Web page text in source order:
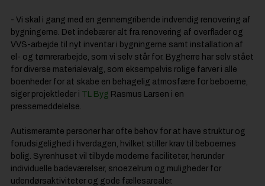
- Vi skal i gang med en gennemgribende indvendig renovering af
bygningerne. Det indebærer alt fra renovering af overflader og
VVS-arbejde til nyt inventar i bygningerne samt installation af
el- og tømrerarbejde, som vi selv står for. Bygherre har selv stået
for diverse materialevalg, som eksempelvis rolige farver i alle
boenheder for at skabe en behagelig atmosfære for beboerne,
siger projektleder i TL Byg Rasmus Larsen i en
pressemeddelelse.
Autismeramte personer har ofte behov for at have struktur og
forudsigelighed i hverdagen, hvilket stiller krav til beboernes
bolig. Syrenhuset vil tilbyde moderne faciliteter, herunder
individuelle badeværelser, snoezelrum og muligheder for
udendørsaktiviteter og gode fællesarealer.